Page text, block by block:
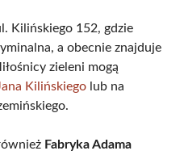
Kilińskiego 152, gdzie
a obecnie znajduje
zieleni mogą
Kilińskiego lub na
Fabryka Adama